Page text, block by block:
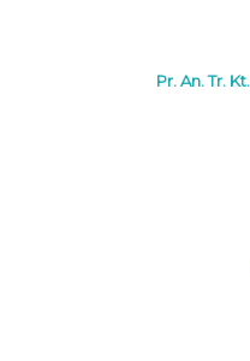
Pr. An. Tr.